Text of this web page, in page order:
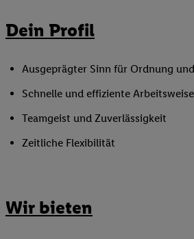
Dein Profil
Ausgeprägter Sinn für Ordnung
Schnelle und effiziente Arbeitsweise
Teamgeist und Zuverlässigkeit
Zeitliche Flexibilität
Wir bieten